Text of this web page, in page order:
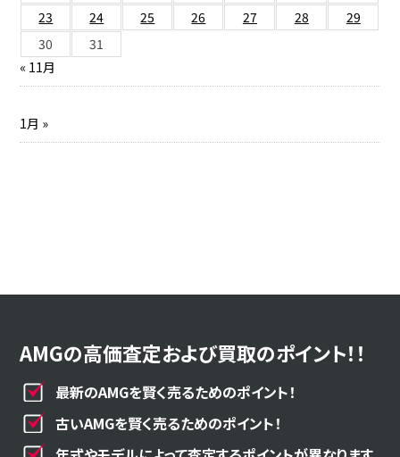
23
24 25 26 27 28
29
30
31
« 11月
1月 »
AMGの高価査定および買取のポイント！！
最新のAMGを賢く売るためのポイント！
古いAMGを賢く売るためのポイント！